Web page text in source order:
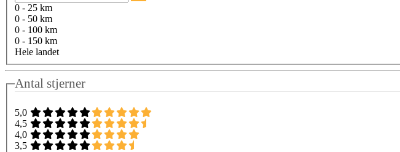
0 - 25 km
0 - 50 km
0 - 100 km
0 - 150 km
Hele landet
Antal stjerner
5,0
4,5
4,0
3,5